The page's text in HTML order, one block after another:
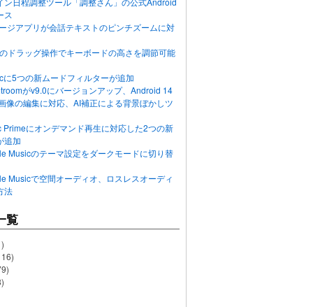
ス
ジアプリが会話テキストのピンチズームに対
ドラッグ操作でキーボードの高さを調節可能
に5つの新ムードフィルターが追加
がv9.0にバージョンアップ、Android 14
像の編集に対応、AI補正による背景ぼかしツ
Primeにオンデマンド再生に対応した2つの新
追加
Musicのテーマ設定をダークモードに切り替
Musicで空間オーディオ、ロスレスオーディ
法
覧